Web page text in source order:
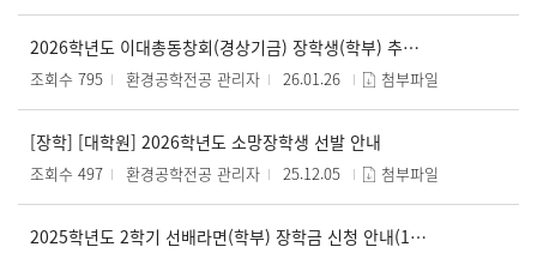
2026학년도 이대총동창회(경상기금) 장학생(학부) 추천 안내문
조회수 795 환경공학전공 관리자 26.01.26 첨부파일
[장학] [대학원] 2026학년도 소망장학생 선발 안내
조회수 497 환경공학전공 관리자 25.12.05 첨부파일
2025학년도 2학기 선배라면(학부) 장학금 신청 안내(11월 21일 14시 마감)